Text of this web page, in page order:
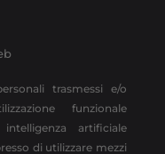
trasmessi e/o
funzionale
artificiale
di utilizzare mezzi